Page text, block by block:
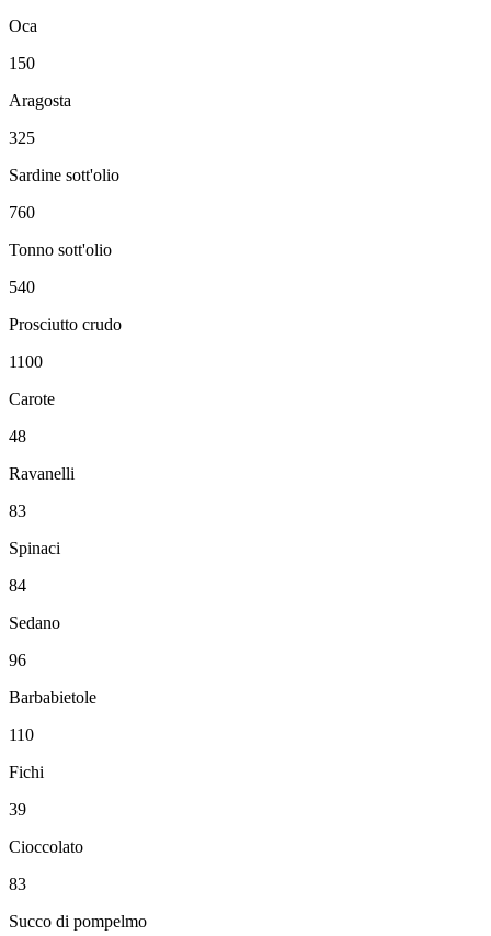
Oca
150
Aragosta
325
Sardine sott'olio
760
Tonno sott'olio
540
Prosciutto crudo
1100
Carote
48
Ravanelli
83
Spinaci
84
Sedano
96
Barbabietole
110
Fichi
39
Cioccolato
83
Succo di pompelmo